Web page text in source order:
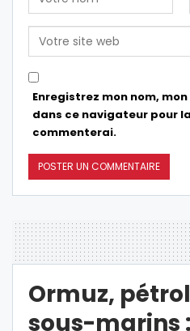
Enregistrez mon nom,
dans ce navigateur pour
commenterai.
Ormuz,
sous-marins